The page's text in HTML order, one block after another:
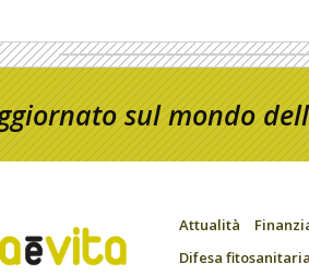
sul mondo
Attualità
Difesa fitosanitaria